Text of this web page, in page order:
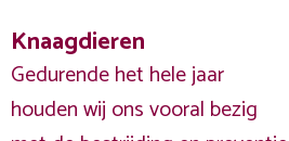
Knaagdieren
Gedurende het hele jaar
houden wij ons vooral bezig